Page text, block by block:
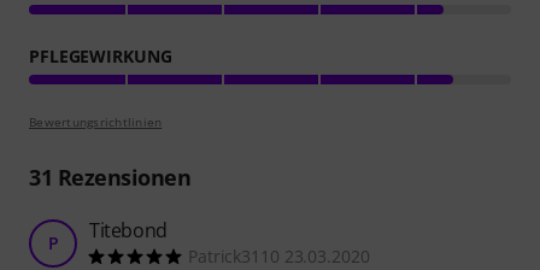
PFLEGEWIRKUNG
Bewertungsrichtlinien
31 Rezensionen
P Titebond
Patrick3110 23.03.2020